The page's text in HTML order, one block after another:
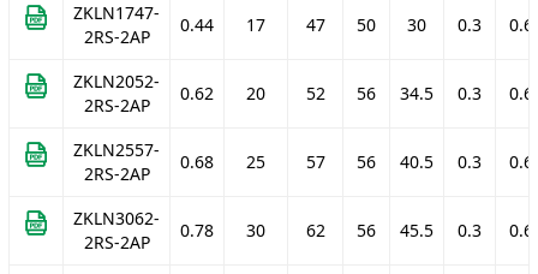
ZKLN1747-
2RS-2AP
0.44 17 47 50 30 0.3 0.6
ZKLN2052-
2RS-2AP
0.62 20 52 56 34.5 0.3 0.6
ZKLN2557-
2RS-2AP
0.68 25 57 56 40.5 0.3 0.6
ZKLN3062-
2RS-2AP
0.78 30 62 56 45.5 0.3 0.6